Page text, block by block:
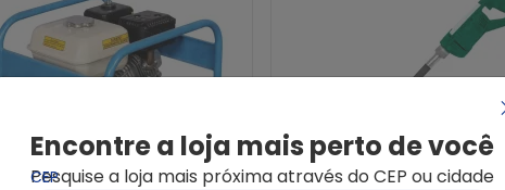
Encontre a loja mais perto de você
Pesquise a loja mais próxima através do CEP ou cidade
CEP